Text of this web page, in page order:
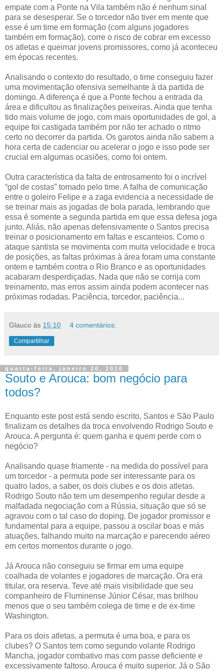
empate com a Ponte na Vila também não é nenhum sinal
para se desesperar. Se o torcedor não tiver em mente que
esse é um time em formação (com alguns jogadores
também em formação), corre o risco de cobrar em excesso
os atletas e queimar jovens promissores, como já aconteceu
em épocas recentes.
Analisando o contexto do resultado, o time conseguiu fazer
uma movimentação ofensiva semelhante à da partida de
domingo. A diferença é que a Ponte fechou a entrada da
área e dificultou as finalizações peixeiras. Ainda que tenha
tido mais volume de jogo, com mais oportunidades de gol, a
equipe foi castigada também por não ter achado o ritmo
certo no decorrer da partida. Os garotos ainda não sabem a
hora certa de cadenciar ou acelerar o jogo e isso pode ser
crucial em algumas ocasiões, como foi ontem.
Outra característica da falta de entrosamento foi o incrível
“gol de costas” tomado pelo time. A falha de comunicação
entre o goleiro Felipe e a zaga evidencia a necessidade de
se treinar mais as jogadas de bola parada, lembrando que
essa é somente a segunda partida em que essa defesa joga
junto. Aliás, não apenas defensivamente o Santos precisa
treinar o posicionamento em faltas e escanteios. Como o
ataque santista se movimenta com muita velocidade e troca
de posições, as faltas próximas à área foram uma constante
ontem e também contra o Rio Branco e as oportunidades
acabaram desperdiçadas. Nada que não se corrija com
treinamento, mas erros assim ainda podem acontecer nas
próximas rodadas. Paciência, torcedor, paciência...
Glauco às 15:10 4 comentários:
Compartilhar
quarta-feira, janeiro 20, 2010
Souto e Arouca: bom negócio para
todos?
Enquanto este post está sendo escrito, Santos e São Paulo
finalizam os detalhes da troca envolvendo Rodrigo Souto e
Arouca. A pergunta é: quem ganha e quem perde com o
negócio?
Analisando quase friamente - na medida do possível para
um torcedor - a permuta pode ser interessante para os
quatro lados, a saber, os dois clubes e os dois atletas.
Rodrigo Souto não tem um desempenho regular desde a
malfadada negociação com a Rússia, situação que só se
agravou com o tal caso do doping. De jogador promissor e
fundamental para a equipe, passou a oscilar boas e más
atuações, falhando muito na marcação e parecendo aéreo
em certos momentos durante o jogo.
Já Arouca não conseguiu se firmar em uma equipe
coalhada de volantes e jogadores de marcação. Ora era
titular, ora reserva. Teve até mais visibilidade que seu
companheiro de Fluminense Júnior César, mas brilhou
menos que o seu também colega de time e de ex-time
Washington.
Para os dois atletas, a permuta é uma boa, e para os
clubes? O Santos tem como segundo volante Rodrigo
Mancha, jogador combativo mas com passe deficiente e
excessivamente faltoso. Arouca é muito superior. Já o São